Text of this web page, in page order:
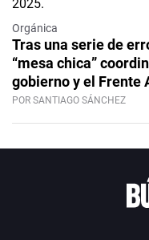
Orgánica
Tras una serie de
“mesa chica”
gobierno y el Frente
POR SANTIAGO SÁNCHEZ